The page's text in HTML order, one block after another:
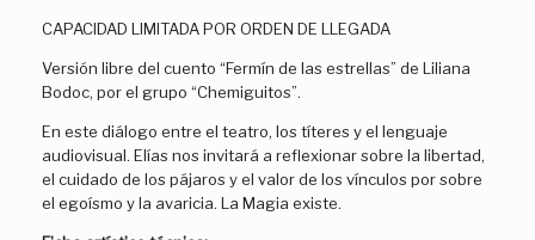
CAPACIDAD LIMITADA POR ORDEN DE LLEGADA
Versión libre del cuento “Fermín de las estrellas” de Liliana
Bodoc, por el grupo “Chemiguitos”.
En este diálogo entre el teatro, los títeres y el lenguaje
audiovisual. Elías nos invitará a reflexionar sobre la libertad,
el cuidado de los pájaros y el valor de los vínculos por sobre
el egoísmo y la avaricia. La Magia existe.